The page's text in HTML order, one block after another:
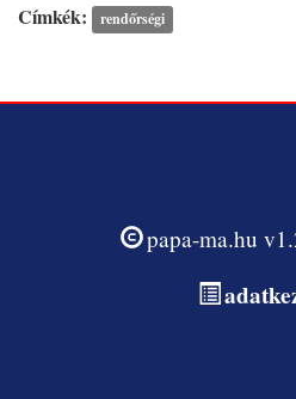
Címkék: rendőrségi
papa-ma.hu